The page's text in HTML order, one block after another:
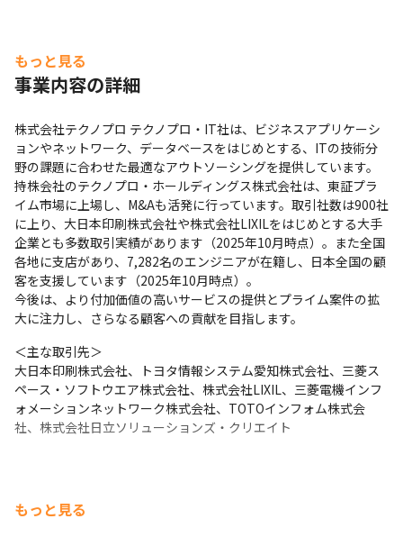
顧客のDX推進をサポートします。
もっと見る
事業内容の詳細
株式会社テクノプロ テクノプロ・IT社は、ビジネスアプリケーシ
ョンやネットワーク、データベースをはじめとする、ITの技術分
野の課題に合わせた最適なアウトソーシングを提供しています。
持株会社のテクノプロ・ホールディングス株式会社は、東証プラ
イム市場に上場し、M&Aも活発に行っています。取引社数は900社
に上り、大日本印刷株式会社や株式会社LIXILをはじめとする大手
企業とも多数取引実績があります（2025年10月時点）。また全国
各地に支店があり、7,282名のエンジニアが在籍し、日本全国の顧
客を支援しています（2025年10月時点）。
今後は、より付加価値の高いサービスの提供とプライム案件の拡
大に注力し、さらなる顧客への貢献を目指します。
＜主な取引先＞
大日本印刷株式会社、トヨタ情報システム愛知株式会社、三菱ス
ペース・ソフトウエア株式会社、株式会社LIXIL、三菱電機インフ
ォメーションネットワーク株式会社、TOTOインフォム株式会
社、株式会社日立ソリューションズ・クリエイト
もっと見る